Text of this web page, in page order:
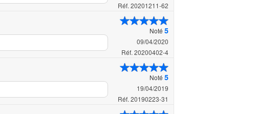
Réf. 20201211-62
Noté 5
09/04/2020
Réf. 20200402-4
Noté 5
19/04/2019
Réf. 20190223-31